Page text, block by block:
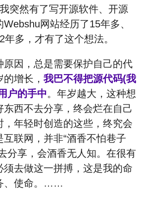
突然有了写开源软件、开源
网站经历了15年多、
多，才有了这个想法。
原因，总是需要保护自己的代
增长， 我巴不得把源代码(我
户的手中。年岁越大，这种想
西不去分享，终会烂在自己
，年轻时创造的这些，终究会
联网，并非“酒香不怕巷子
分享，会酒香无人知。在很有
须去做这一拼搏，这是我的命
、使命。……